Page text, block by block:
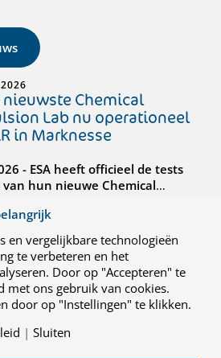
nieuwste Chemical
Lab nu operationeel
in Marknesse
- ESA heeft officieel de tests
hun nieuwe Chemical
De CPL is de eerste
van ESA die speciaal ontwikkeld
testen van kleine
voor
nieuwe
Aerospace
en vergelijkbare technologieën
te verbeteren en het
Door op "Accepteren" te
met ons gebruik van cookies.
door op "Instellingen" te klikken.
|Sluiten